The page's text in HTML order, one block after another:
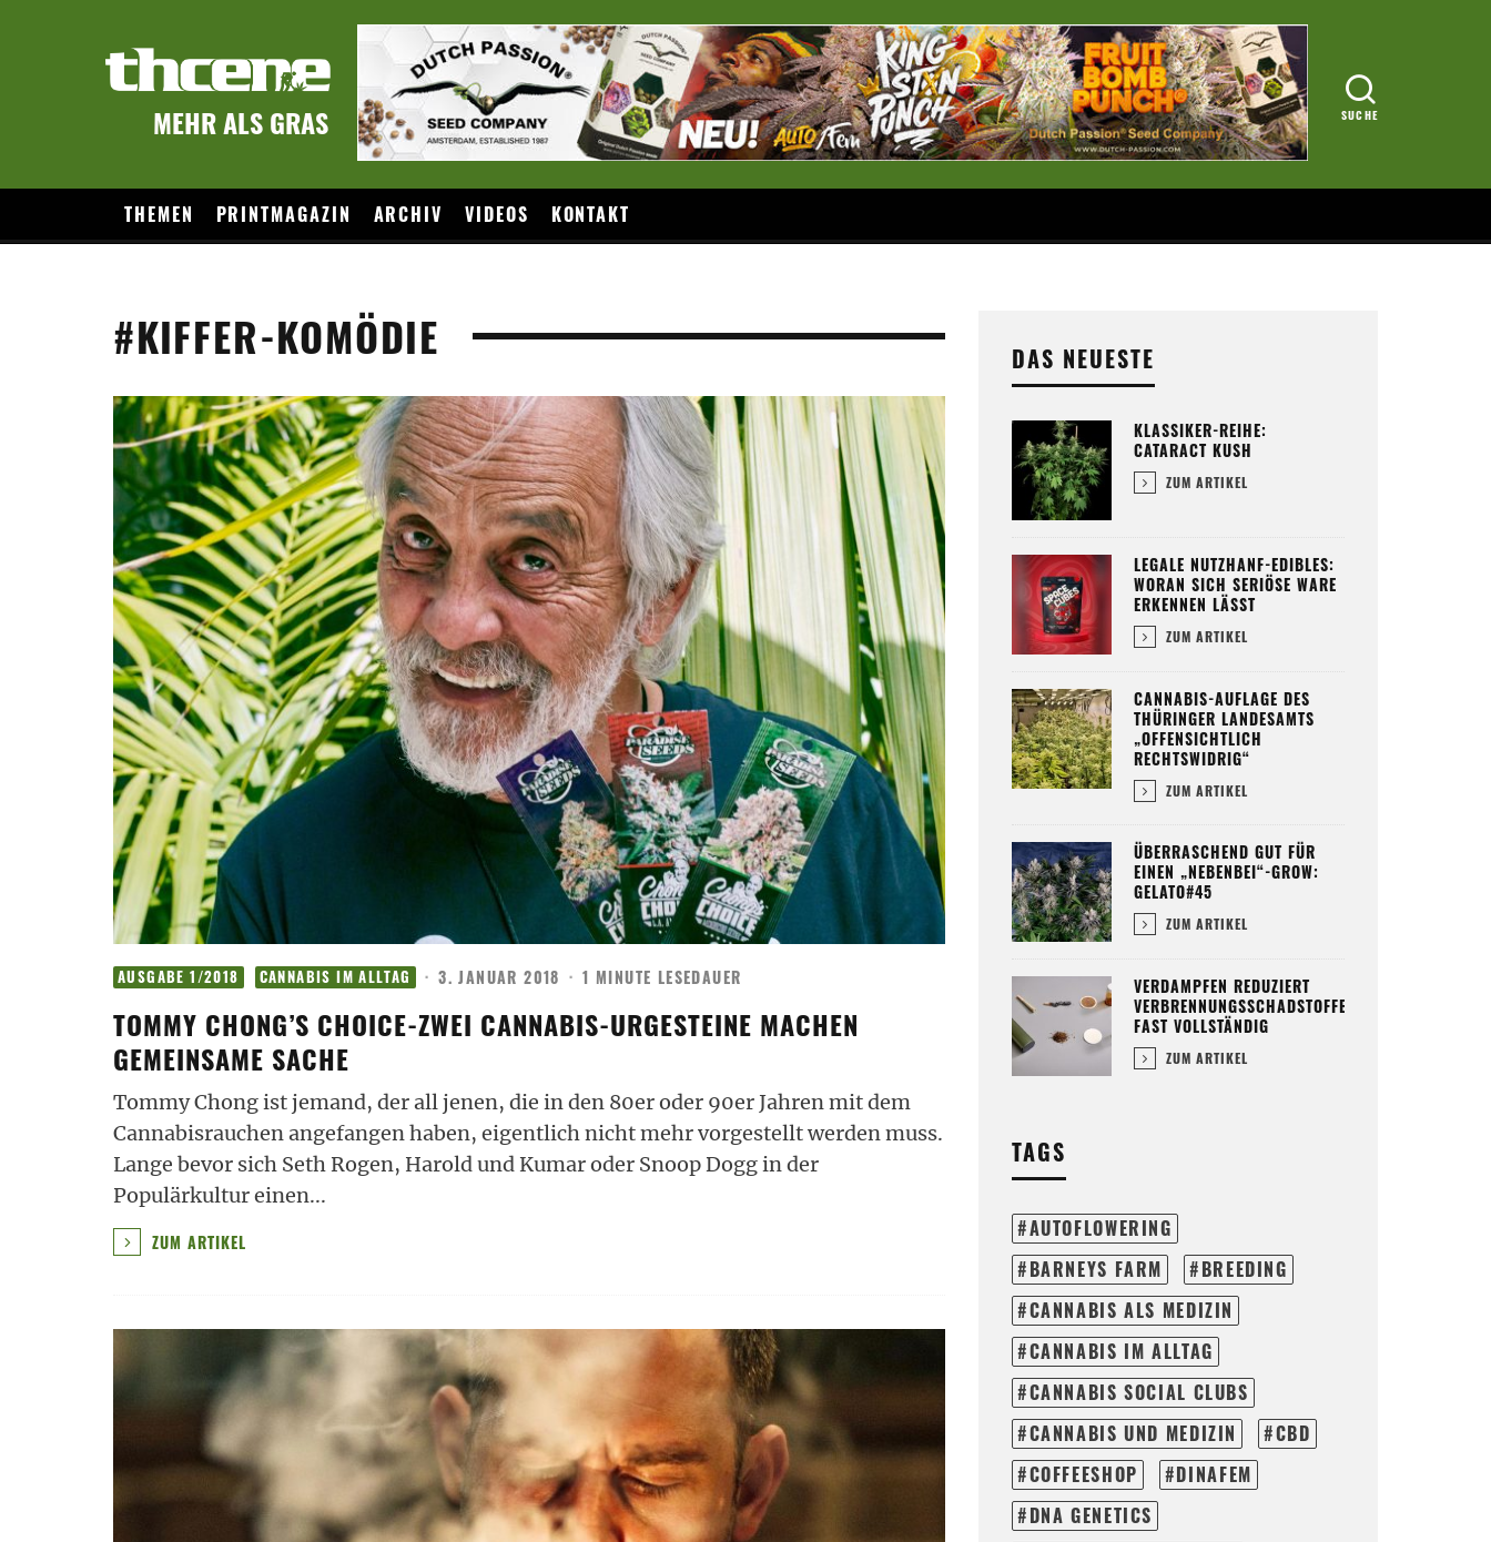
MEHR ALS GRAS
THEMEN PRINTMAGAZIN ARCHIV VIDEOS KONTAKT
#KIFFER-KOMÖDIE
AUSGABE 1/2018 CANNABIS IM ALLTAG · 3. JANUAR 2018 · 1 MINUTE LESEDAUER
TOMMY CHONG’S CHOICE-ZWEI CANNABIS-URGESTEINE MACHEN
GEMEINSAME SACHE
Tommy Chong ist jemand, der all jenen, die in den 80er oder 90er Jahren mit dem
Cannabisrauchen angefangen haben, eigentlich nicht mehr vorgestellt werden muss.
Lange bevor sich Seth Rogen, Harold und Kumar oder Snoop Dogg in der
Populärkultur einen...
ZUM ARTIKEL
DAS NEUESTE
KLASSIKER-REIHE:
CATARACT KUSH
ZUM ARTIKEL
LEGALE NUTZHANF-EDIBLES:
WORAN SICH SERIÖSE WARE
ERKENNEN LÄSST
ZUM ARTIKEL
CANNABIS-AUFLAGE DES
THÜRINGER LANDESAMTS
„OFFENSICHTLICH
RECHTSWIDRIG“
ZUM ARTIKEL
ÜBERRASCHEND GUT FÜR
EINEN „NEBENBEI“-GROW:
GELATO#45
ZUM ARTIKEL
VERDAMPFEN REDUZIERT
VERBRENNUNGSSCHADSTOFFE
FAST VOLLSTÄNDIG
ZUM ARTIKEL
TAGS
AUTOFLOWERING
BARNEYS FARM
BREEDING
CANNABIS ALS MEDIZIN
CANNABIS IM ALLTAG
CANNABIS SOCIAL CLUBS
CANNABIS UND MEDIZIN
CBD
COFFEESHOP
DINAFEM
DNA GENETICS